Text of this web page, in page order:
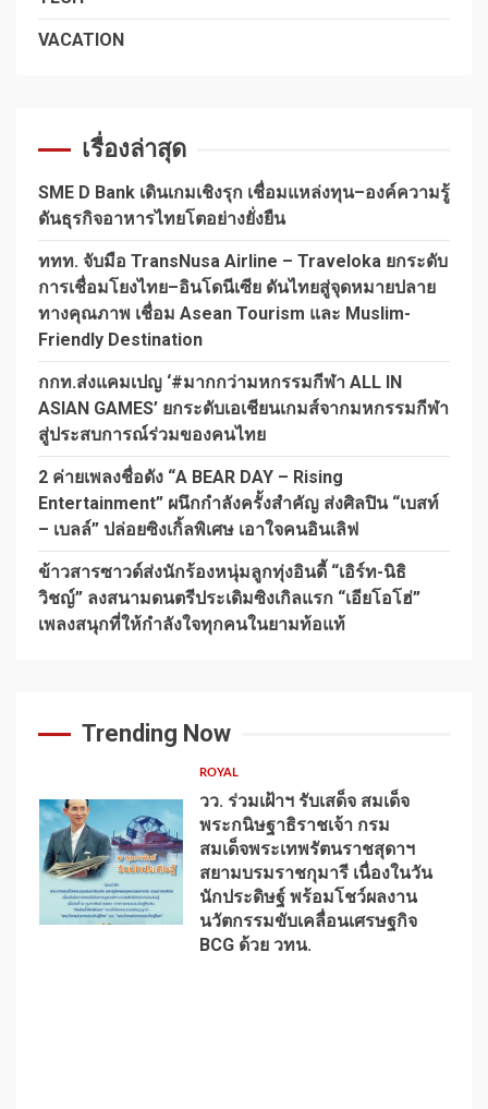
VACATION
เรื่องล่าสุด
SME D Bank เดินเกมเชิงรุก เชื่อมแหล่งทุน–องค์ความรู้
ดันธุรกิจอาหารไทยโตอย่างยั่งยืน
ททท. จับมือ TransNusa Airline – Traveloka ยกระดับ
การเชื่อมโยงไทย–อินโดนีเซีย ดันไทยสู่จุดหมายปลาย
ทางคุณภาพ เชื่อม Asean Tourism และ Muslim-
Friendly Destination
กกท.ส่งแคมเปญ ‘#มากกว่ามหกรรมกีฬา ALL IN
ASIAN GAMES’ ยกระดับเอเชียนเกมส์จากมหกรรมกีฬา
สู่ประสบการณ์ร่วมของคนไทย
2 ค่ายเพลงชื่อดัง “A BEAR DAY – Rising
Entertainment” ผนึกกำลังครั้งสำคัญ ส่งศิลปิน “เบสท์
– เบลล์” ปล่อยซิงเกิ้ลพิเศษ เอาใจคนอินเลิฟ
ข้าวสารซาวด์ส่งนักร้องหนุ่มลูกทุ่งอินดี้ “เอิร์ท-นิธิ
วิชญ์” ลงสนามดนตรีประเดิมซิงเกิลแรก “เอียโอโฮ่”
เพลงสนุกที่ให้กำลังใจทุกคนในยามท้อแท้
Trending Now
1
ROYAL
วว. ร่วมเฝ้าฯ รับเสด็จ สมเด็จ
พระกนิษฐาธิราชเจ้า กรม
สมเด็จพระเทพรัตนราชสุดาฯ
สยามบรมราชกุมารี เนื่องในวัน
นักประดิษฐ์ พร้อมโชว์ผลงาน
นวัตกรรมขับเคลื่อนเศรษฐกิจ
BCG ด้วย วทน.